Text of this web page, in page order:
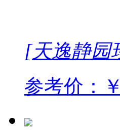
[天逸静园
参考价：